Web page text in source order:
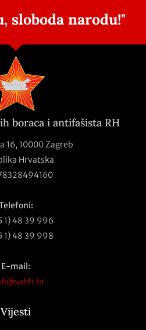
sloboda narodu!"
boraca i antifašista RH
16, 10000 Zagreb
Hrvatska
1) 48 39 996
1) 48 39 998
E-mail:
Vijesti